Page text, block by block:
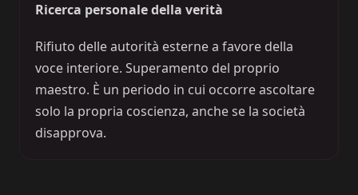
Ricerca personale della verità
Rifiuto delle autorità esterne a favore della
voce interiore. Superamento del proprio
maestro. È un periodo in cui occorre ascoltare
solo la propria coscienza, anche se la società
disapprova.